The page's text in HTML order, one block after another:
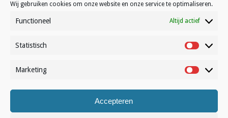
Wij gebruiken cookies om onze website en onze service te optimaliseren.
Functioneel Altijd actief
Statistisch Statistisch
Marketing
Accepteren
Contact
© Volleynews.be2026